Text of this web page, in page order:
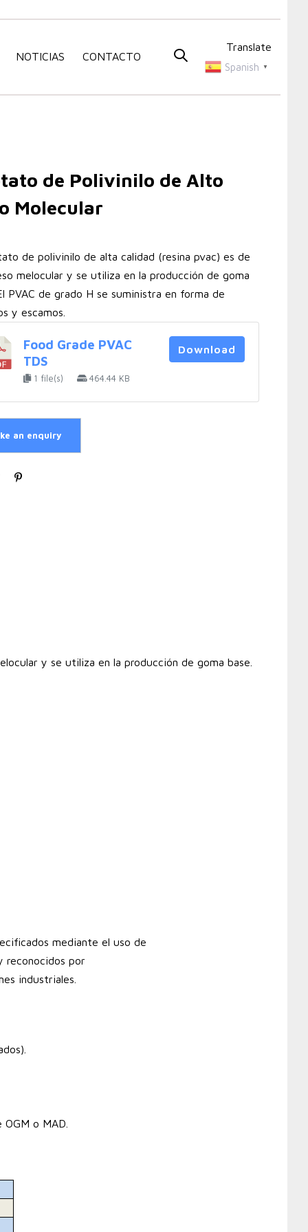
NOTICIAS CONTACTO
Translate
Spanish ▼
de Polivinilo de Alto
Molecular
de polivinilo de alta calidad (resina pvac) es de
melocular y se utiliza en la producción de goma
PVAC de grado H se suministra en forma de
y escamos.
Food Grade PVAC
TDS
1 file(s) 464.44 KB
Download
y se utiliza en la producción de goma base.
mediante el uso de
reconocidos por
industriales.
o MAD.